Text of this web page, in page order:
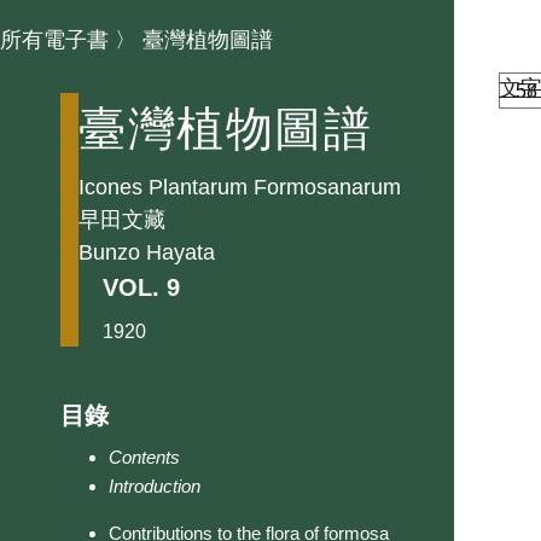
所有電子書 〉 臺灣植物圖譜
臺灣植物圖譜
Icones Plantarum Formosanarum
早田文藏
Bunzo Hayata
VOL. 9
1920
目錄
Contents
Introduction
Contributions to the flora of formosa
文